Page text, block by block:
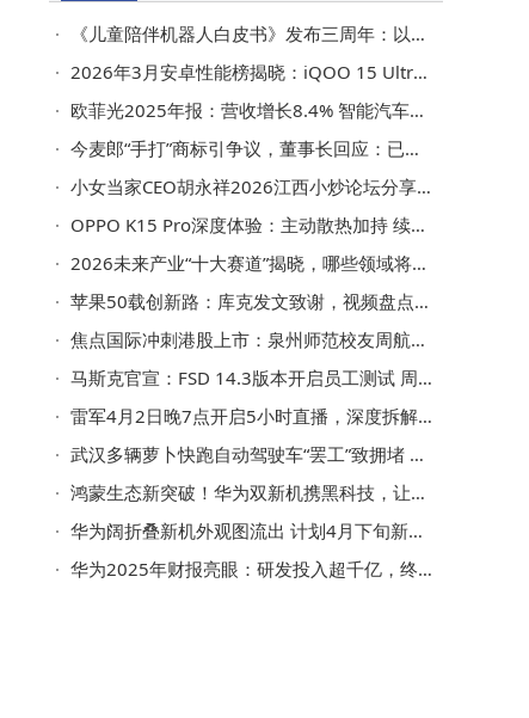
《儿童陪伴机器人白皮书》发布三周年：以标准引领，为孩子打造贴心“机器人伙伴”
2026年3月安卓性能榜揭晓：iQOO 15 Ultra夺冠 一加15T小屏旗舰冲榜第二
欧菲光2025年报：营收增长8.4% 智能汽车与新兴领域布局显成效
今麦郎“手打”商标引争议，董事长回应：已用20年，4月2日起停产相关产品
小女当家CEO胡永祥2026江西小炒论坛分享：2025以双核驱动探索中式快餐发展新径
OPPO K15 Pro深度体验：主动散热加持 续航强劲 配置诚意满满
2026未来产业“十大赛道”揭晓，哪些领域将引领高质量发展新潮流？
苹果50载创新路：库克发文致谢，视频盘点50款标志性产品
焦点国际冲刺港股上市：泉州师范校友周航夫妇掌舵 薪酬两年大涨超两倍
马斯克官宣：FSD 14.3版本开启员工测试 周末有望面向大众推送
雷军4月2日晚7点开启5小时直播，深度拆解新SU7细节亮点
武汉多辆萝卜快跑自动驾驶车“罢工”致拥堵 有乘客高架被困两小时 官方回应系故障
鸿蒙生态新突破！华为双新机携黑科技，让手机流畅体验再升级
华为阔折叠新机外观图流出 计划4月下旬新品发布会或推两款折叠新品
华为2025年财报亮眼：研发投入超千亿，终端与汽车业务成增长双引擎